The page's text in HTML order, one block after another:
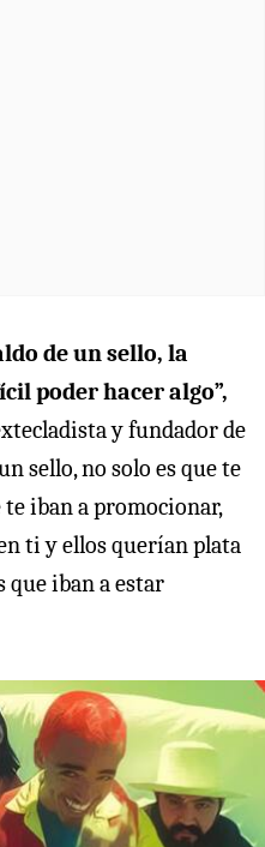
de un sello, la
poder hacer algo”,
y fundador de
sello, no solo es que te
iban a promocionar,
ti y ellos querían plata
que iban a estar